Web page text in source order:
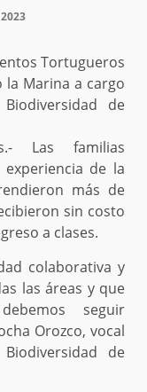
Tortugueros
la Marina a cargo
de
Las familias
de la
más de
sin costo
a clases.
colaborativa y
las áreas y que
seguir
Orozco, vocal
de